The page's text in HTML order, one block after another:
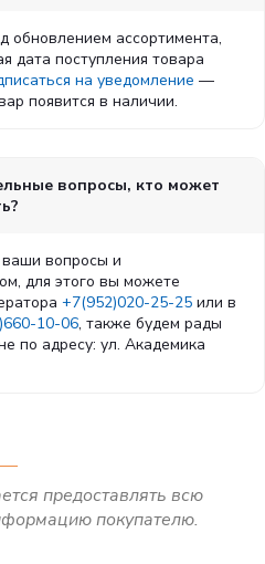
обновлением ассортимента,
дата поступления товара
на уведомление —
появится в наличии.
вопросы, кто может
вопросы и
для этого вы можете
+7(952)020-25-25 или в
10-06, также будем рады
по адресу: ул. Академика
предоставлять всю
покупателю.